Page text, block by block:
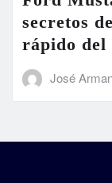
secretos
rápido del
José